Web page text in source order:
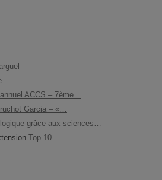
ACCS – 7ème…
Garcia – «…
grâce aux sciences…
Top 10